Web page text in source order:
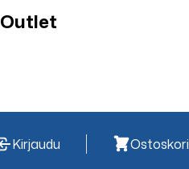
Outlet
Kirjaudu Ostoskori